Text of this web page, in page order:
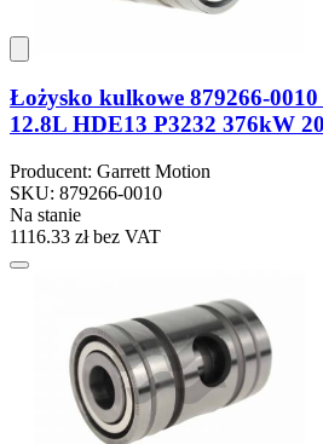
Łożysko kulkowe 879266-
12.8L HDE13 P3232 376kW
Producent: Garrett Motion
SKU: 879266-0010
Na stanie
1116.33 złbez VAT